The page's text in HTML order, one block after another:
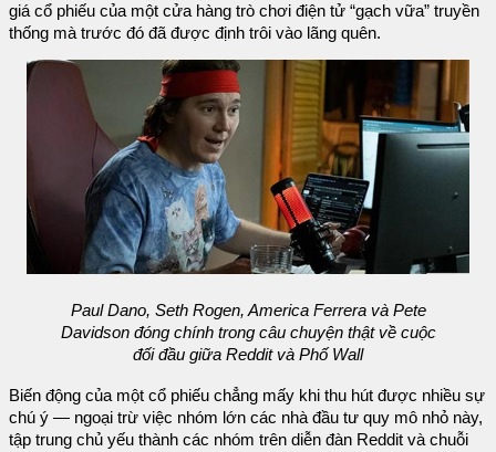
giá cổ phiếu của một cửa hàng trò chơi điện tử “gạch vữa” truyền
thống mà trước đó đã được định trôi vào lãng quên.
Paul Dano, Seth Rogen, America Ferrera và Pete
Davidson đóng chính trong câu chuyện thật về cuộc
đối đầu giữa Reddit và Phố Wall
Biến động của một cổ phiếu chẳng mấy khi thu hút được nhiều sự
chú ý — ngoại trừ việc nhóm lớn các nhà đầu tư quy mô nhỏ này,
tập trung chủ yếu thành các nhóm trên diễn đàn Reddit và chuỗi